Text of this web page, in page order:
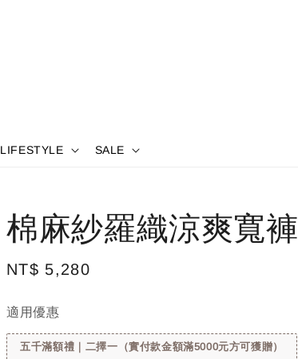
LIFESTYLE SALE
棉麻紗羅織涼爽寬褲
Regular
NT$ 5,280
適用優惠
五千滿額禮｜二擇一（實付款金額滿5000元方可獲贈）